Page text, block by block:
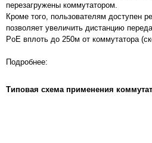
перезагружены коммутатором.
Кроме того, пользователям доступен
позволяет увеличить дистанцию
PoE вплоть до 250м от коммутатора
Подробнее:
Типовая схема применения